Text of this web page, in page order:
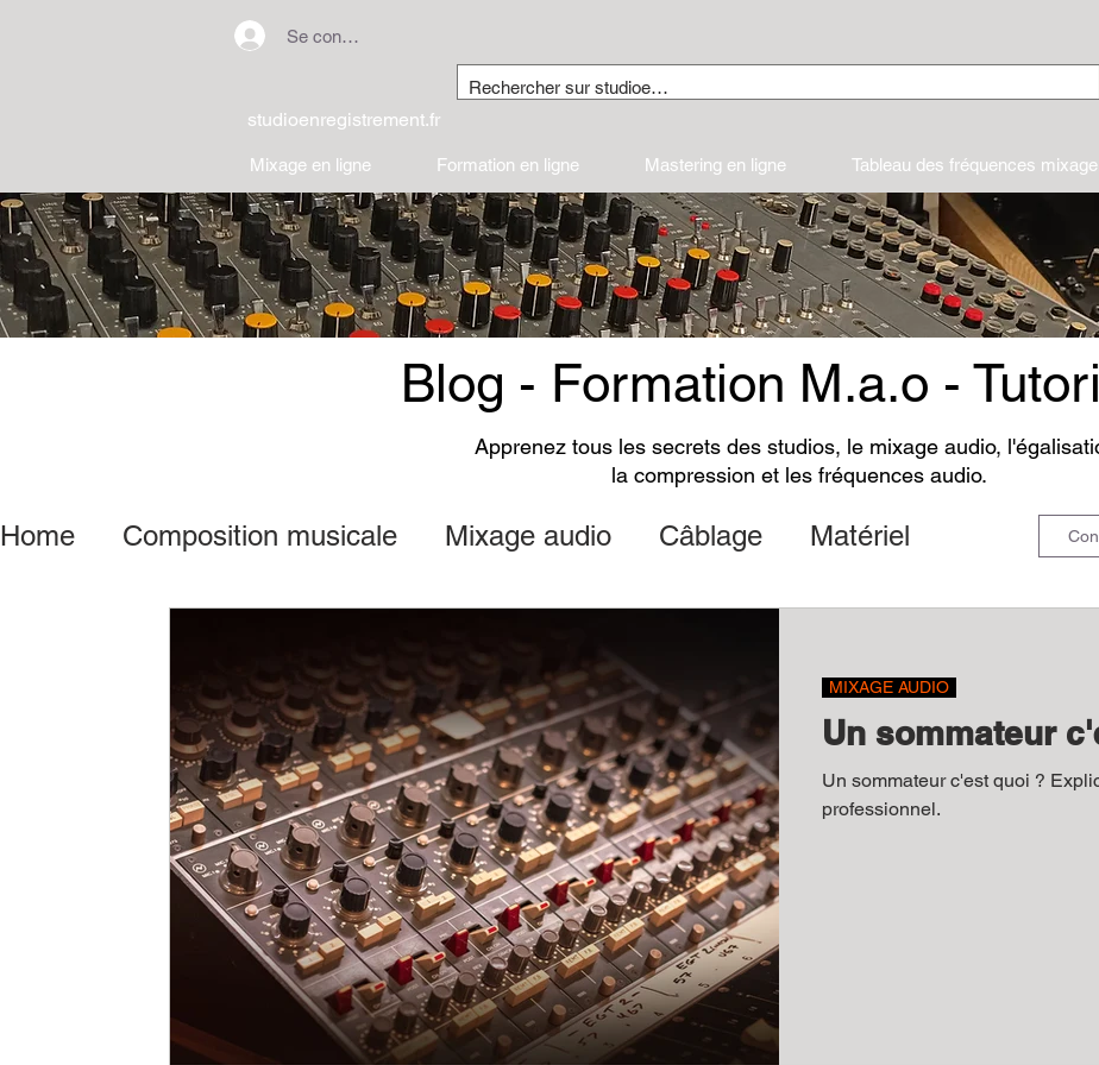
Se connecter
studioenregistrement.fr
Mixage en ligne Formation en ligne Mastering en ligne Tableau des fréquences
Blog - Formation M.a.o -
Apprenez tous les secrets des studios, le mixage audio,
la compression et les fréquences audio.
Home Composition musicale Mixage audio Câblage Matériel
Un sommateur
Un sommateur c'est quoi ? Explications pour un mixage audio
professionnel.
MIXAGE AUDIO